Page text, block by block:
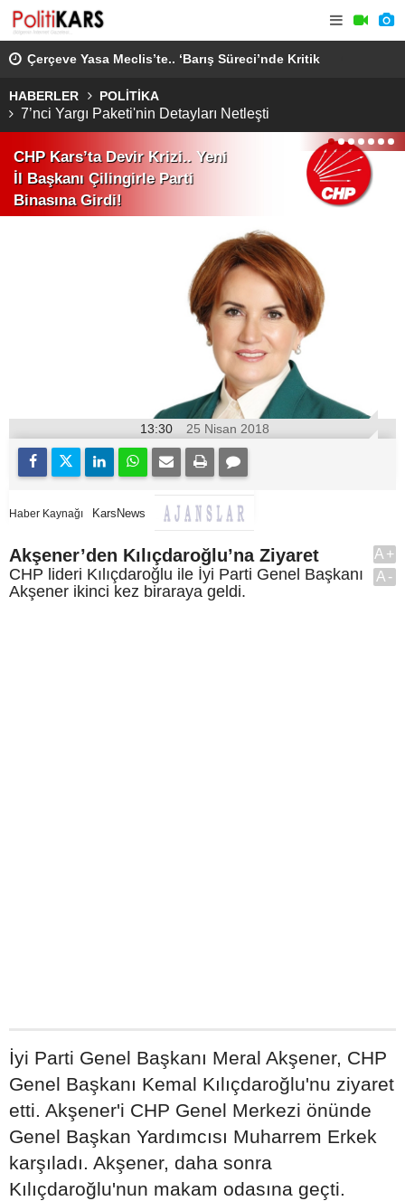
Çerçeve Yasa Meclis’te.. ‘Barış Süreci’nde Kritik
Görüşmeler Devam Ediyor!
HABERLER POLİTİKA
7’nci Yargı Paketi'nin Detayları Netleşti
CHP Kars’ta Devir Krizi.. Yeni
İl Başkanı Çilingirle Parti
Binasına Girdi!
12345 6 7
13:30 25 Nisan 2018
Haber Kaynağı KarsNews
Akşener’den Kılıçdaroğlu’na Ziyaret
CHP lideri Kılıçdaroğlu ile İyi Parti Genel Başkanı
Akşener ikinci kez biraraya geldi.
A+
A-
İyi Parti Genel Başkanı Meral Akşener, CHP
Genel Başkanı Kemal Kılıçdaroğlu'nu ziyaret
etti. Akşener'i CHP Genel Merkezi önünde
Genel Başkan Yardımcısı Muharrem Erkek
karşıladı. Akşener, daha sonra
Kılıçdaroğlu'nun makam odasına geçti.